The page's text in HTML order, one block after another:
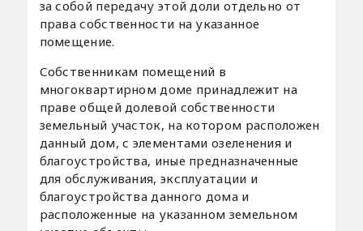
за собой передачу этой доли отдельно от
права собственности на указанное
помещение.
Собственникам помещений в
многоквартирном доме принадлежит на
праве общей долевой собственности
земельный участок, на котором расположен
данный дом, с элементами озеленения и
благоустройства, иные предназначенные
для обслуживания, эксплуатации и
благоустройства данного дома и
расположенные на указанном земельном